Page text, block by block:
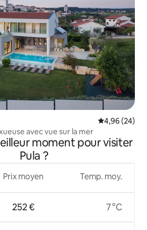
Évaluation
4,96 (24)
avec vue sur la mer
moment pour visiter
Pula ?
Prix moyen
252 €
Temp. moy.
7 °C